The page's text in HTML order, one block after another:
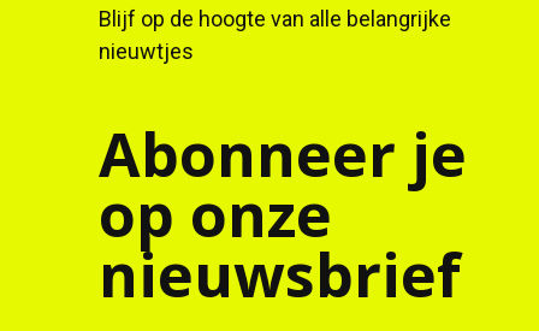
Blijf op de hoogte van alle belangrijke
nieuwtjes
Abonneer je
op onze
nieuwsbrief